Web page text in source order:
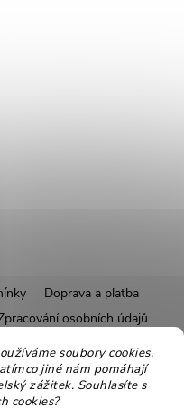
soubory cookies.
jiné nám pomáhají
zážitek. Souhlasíte s
cookies?
Doprava a platba
osobních údajů
program
Recepty
balení Moje objednávka